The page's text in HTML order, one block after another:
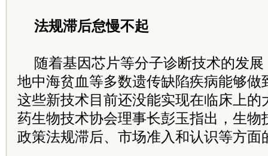
法规滞后怠慢不起
随着基因芯片等分子诊断技术的发
地中海贫血等多数遗传缺陷疾病能够做
这些新技术目前还没能实现在临床上的
药生物技术协会理事长彭玉指出，生物
政策法规滞后、市场准入和认识等方面